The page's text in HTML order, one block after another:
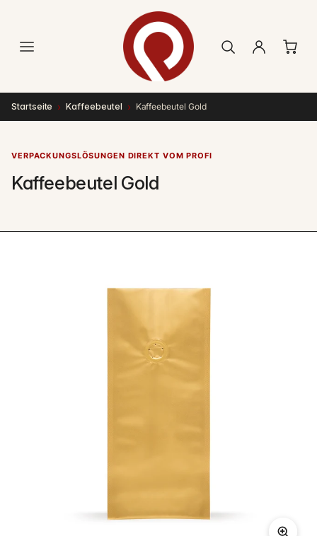
Startseite › Kaffeebeutel › Kaffeebeutel Gold
VERPACKUNGSLÖSUNGEN DIREKT VOM PROFI
Kaffeebeutel Gold